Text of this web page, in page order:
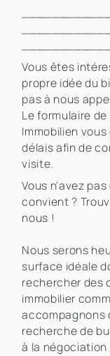
Vous êtes
propre idée du
pas à nous
Le formulaire
Immobilien
délais afin de
visite.
Vous n'avez
convient ?
nous !
Nous serons
surface idéale
rechercher des
immobilier
accompagnons
recherche de
à la